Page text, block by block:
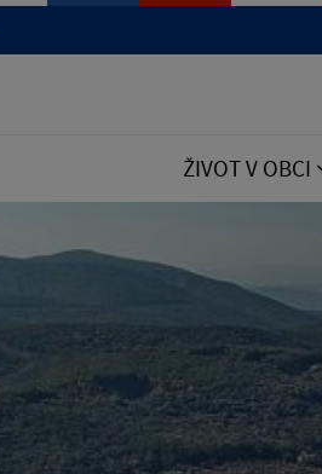
ŽIVOT V OBCI